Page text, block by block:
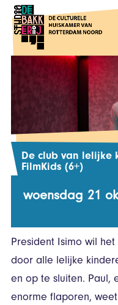
De club van lelijke
FilmKids (6+)
woensdag 21
President Isimo wil
door alle lelijke
en op te sluiten. Paul,
enorme flaporen,